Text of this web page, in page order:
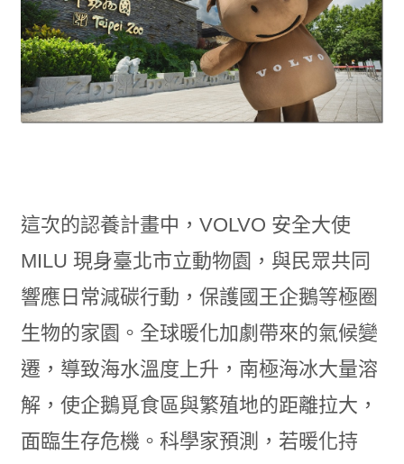
這次的認養計畫中，VOLVO 安全大使
MILU 現身臺北市立動物園，與民眾共同
響應日常減碳行動，保護國王企鵝等極圈
生物的家園。全球暖化加劇帶來的氣候變
遷，導致海水溫度上升，南極海冰大量溶
解，使企鵝覓食區與繁殖地的距離拉大，
面臨生存危機。科學家預測，若暖化持